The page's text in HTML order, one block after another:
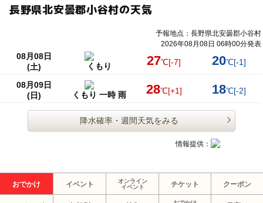
スキーができる
冬に子供とお出かけ 家族でおでかけ 家族旅行
ドライブ休憩所 もみじがきれい
長野県北安曇郡小谷村の天気
予報地点：長野県北安曇郡小谷村
2026年08月08日 06時00分発表
08月08日
(土)
くもり 27℃[-7] 20℃[-1]
08月09日
(日)
くもり 一時 雨 28℃[+1] 18℃[-2]
降水確率・週間天気をみる
情報提供：
おでかけ イベント
オンライン
イベント
チケット クーポン